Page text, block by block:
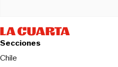
Secciones
Chile